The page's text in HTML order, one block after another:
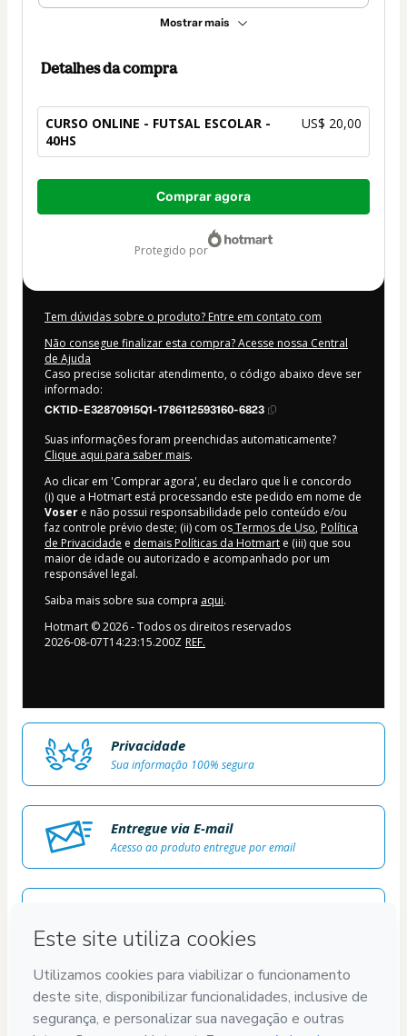
Mostrar mais
Detalhes da compra
CURSO ONLINE - FUTSAL ESCOLAR -
40HS
US$ 20,00
Total
Comprar agora
protegido por
Tem dúvidas sobre o produto? Entre em contato com
Não consegue finalizar esta compra? Acesse nossa Central
de Ajuda
Caso precise solicitar atendimento, o código abaixo deve ser
informado:
CKTID-E32870915Q1-1786112593160-6823
Suas informações foram preenchidas automaticamente?
Clique aqui para saber mais.
Ao clicar em 'Comprar agora', eu declaro que li e concordo
(i) que a Hotmart está processando este pedido em nome de
Voser e não possui responsabilidade pelo conteúdo e/ou
faz controle prévio deste; (ii) com osTermos de Uso, Política
de Privacidade e demais Políticas da Hotmart e (iii) que sou
maior de idade ou autorizado e acompanhado por um
responsável legal.
Saiba mais sobre sua compra aqui.
Hotmart ©2026- Todos os direitos reservados
2026-08-07T14:23:15.200Z REF.
Privacidade
Sua informação 100% segura
Entregue via E-mail
Acesso ao produto entregue por email
100% revisado e aprovado